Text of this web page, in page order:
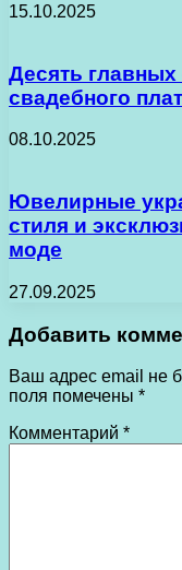
15.10.2025
Десять
свадебного
08.10.2025
Ювелирные
стиля и
моде
27.09.2025
Добавить
Ваш адрес email не
поля помечены *
Комментарий *